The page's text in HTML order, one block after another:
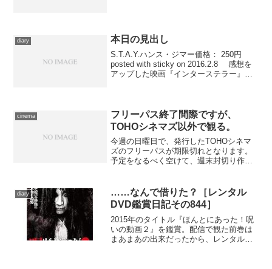
diary 本日の見出し
S.T.A.Y.ハンス・ジマー価格： 250円
posted with sticky on 2016.2.8 感想を
アップした映画『インターステラー』の
cinema
フリーパス終了間際ですが、
TOHOシネマズ以外で観る。
今週の日曜日で、発行したTOHOシネマ
ズのフリーパスが期限切れとなります。
予定をなるべく空けて、週末封切り作品
が、しかし本日はTOHOシネマズ以外の
ところで映画鑑賞して...
diary
……なんで借りた？［レンタル
DVD鑑賞日記その844］
2015年のタイトル『ほんとにあった！呪
いの動画２』を鑑賞。配信で観た前巻は
まあまあの出来だったから、レンタルし